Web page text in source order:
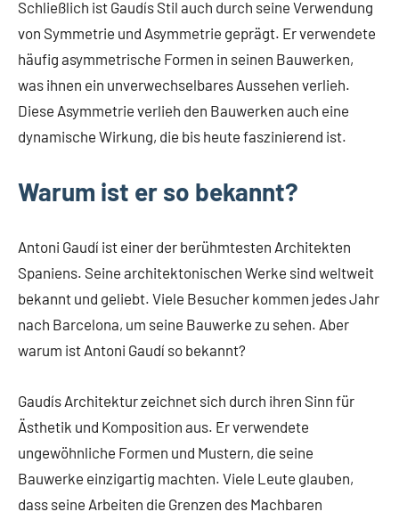
Schließlich ist Gaudís Stil auch durch seine Verwendung
von Symmetrie und Asymmetrie geprägt. Er verwendete
häufig asymmetrische Formen in seinen Bauwerken,
was ihnen ein unverwechselbares Aussehen verlieh.
Diese Asymmetrie verlieh den Bauwerken auch eine
dynamische Wirkung, die bis heute faszinierend ist.
Warum ist er so bekannt?
Antoni Gaudí ist einer der berühmtesten Architekten
Spaniens. Seine architektonischen Werke sind weltweit
bekannt und geliebt. Viele Besucher kommen jedes Jahr
nach Barcelona, um seine Bauwerke zu sehen. Aber
warum ist Antoni Gaudí so bekannt?
Gaudís Architektur zeichnet sich durch ihren Sinn für
Ästhetik und Komposition aus. Er verwendete
ungewöhnliche Formen und Mustern, die seine
Bauwerke einzigartig machten. Viele Leute glauben,
dass seine Arbeiten die Grenzen des Machbaren